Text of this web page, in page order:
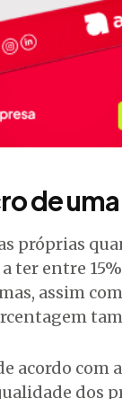
de
próprias
ter entre
assim
acordo com
dos